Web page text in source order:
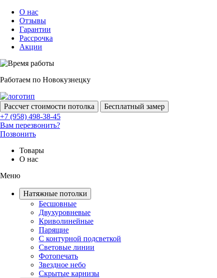
О нас
Отзывы
Гарантии
Рассрочка
Акции
Работаем по Новокузнецку
Рассчет стоимости потолка
Бесплатный замер
+7 (958) 498-38-45
Вам перезвонить?
Позвонить
Товары
О нас
Меню
Натяжные потолки
Бесшовные
Двухуровневые
Криволинейные
Парящие
С контурной подсветкой
Световые линии
Фотопечать
Звездное небо
Скрытые карнизы